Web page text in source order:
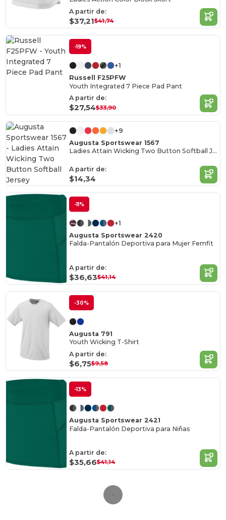
A partir de:
$37,21$41,74
-19%
+1
Russell F25PFW
Youth Integrated 7 Piece Pad Pant
A partir de:
$27,54$33,90
+9
Augusta Sportswear 1567
Ladies Attain Wicking Two Button Softball Jersey
A partir de:
$14,34
-11%
+1
Augusta Sportswear 2420
Falda-Pantalón Deportiva para Mujer Femfit
A partir de:
$36,63$41,14
-30%
Augusta 791
Youth Wicking T-Shirt
A partir de:
$6,75$9,58
-13%
Augusta Sportswear 2421
Falda-Pantalón Deportiva para Niñas
A partir de:
$35,66$41,14